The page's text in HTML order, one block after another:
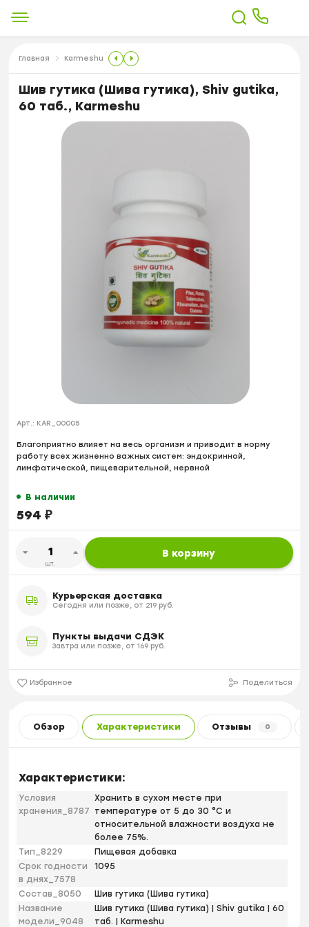
Главная Karmeshu
Шив гутика (Шива гутика), Shiv gutika,
60 таб., Karmeshu
Арт.: KAR_00005
Благоприятно влияет на весь организм и приводит в норму
работу всех жизненно важных систем: эндокринной,
лимфатической, пищеварительной, нервной
В наличии
594 ₽
шт.
В корзину
Курьерская доставка
Сегодня или позже, от 219 руб.
Пункты выдачи СДЭК
Завтра или позже, от 169 руб.
Избранное Поделиться
Обзор Характеристики Отзывы 0
Характеристики:
Условия
хранения_8787
Хранить в сухом месте при
температуре от 5 до 30 °С и
относительной влажности воздуха не
более 75%.
Тип_8229
Пищевая добавка
Срок годности
в днях_7578
1095
Состав_8050
Шив гутика (Шива гутика)
Название
модели_9048
Шив гутика (Шива гутика) | Shiv gutika | 60
таб. | Karmeshu